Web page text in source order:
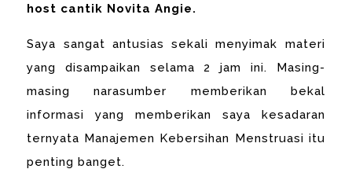
host cantik Novita Angie.
Saya sangat antusias sekali menyimak materi
yang disampaikan selama 2 jam ini. Masing-
masing narasumber memberikan bekal
informasi yang memberikan saya kesadaran
ternyata Manajemen Kebersihan Menstruasi itu
penting banget.